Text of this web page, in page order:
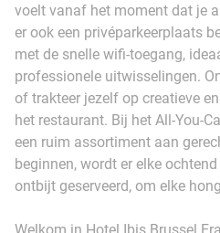
voelt vanaf het moment dat je
er ook een privéparkeerplaats
met de snelle wifi-toegang,
professionele uitwisselingen.
of trakteer jezelf op creatieve
het restaurant. Bij het All-You-
een ruim assortiment aan
beginnen, wordt er elke
ontbijt geserveerd, om elke